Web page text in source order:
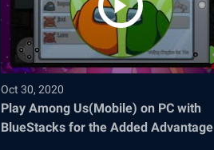
Oct 30, 2020
Play Among Us(Mobile) on PC with
BlueStacks for the Added Advantage